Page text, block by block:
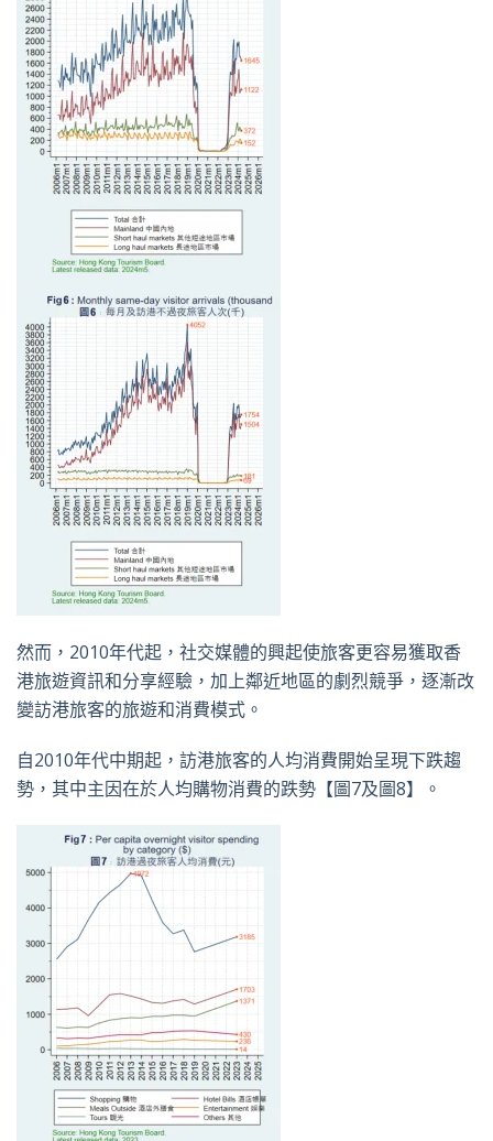
然而，2010年代起，社交媒體的興起使旅客更容易獲取香
港旅遊資訊和分享經驗，加上鄰近地區的劇烈競爭，逐漸改
變訪港旅客的旅遊和消費模式。
自2010年代中期起，訪港旅客的人均消費開始呈現下跌趨
勢，其中主因在於人均購物消費的跌勢【圖7及圖8】。